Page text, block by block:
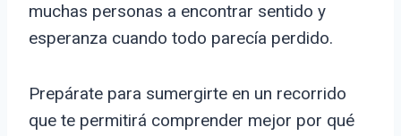
muchas personas a encontrar sentido y
esperanza cuando todo parecía perdido.
Prepárate para sumergirte en un recorrido
que te permitirá comprender mejor por qué